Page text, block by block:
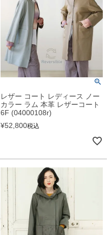
レザー コート レディース ノー
カラー ラム 本革 レザーコート
6F (04000108r)
¥52,800税込